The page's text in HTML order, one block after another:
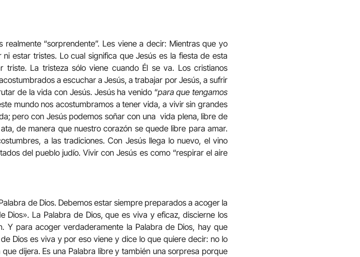
“sorprendente”. Les viene a decir: Mientras que yo
ni estar tristes. Lo cual significa que Jesús es la fiesta de esta
La tristeza sólo viene cuando Él se va. Los cristianos
a escuchar a Jesús, a trabajar por Jesús, a sufrir
de la vida con Jesús. Jesús ha venido “para que tengamos
mundo nos acostumbramos a tener vida, a vivir sin grandes
pero con Jesús podemos soñar con una vida plena, libre de
de manera que nuestro corazón se quede libre para amar.
a las tradiciones. Con Jesús llega lo nuevo, el vino
del pueblo judío. Vivir con Jesús es como “respirar el aire
de Dios. Debemos estar siempre preparados a acoger la
Dios». La Palabra de Dios, que es viva y eficaz, discierne los
Y para acoger verdaderamente la Palabra de Dios, hay que
Dios es viva y por eso viene y dice lo que quiere decir: no lo
dijera. Es una Palabra libre y también una sorpresa porque